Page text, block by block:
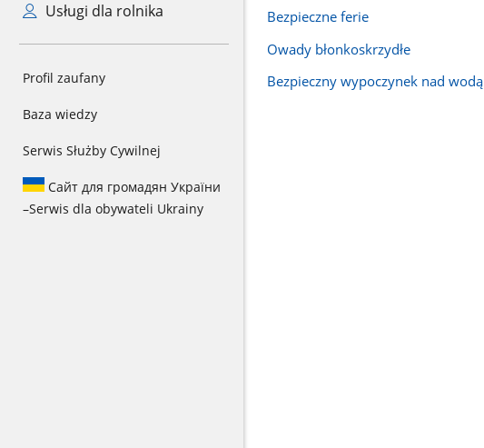
Usługi dla rolnika
Profil zaufany
Baza wiedzy
Serwis Służby Cywilnej
Сайт для громадян України
–Serwis dla obywateli Ukrainy
Bezpieczne ferie
Owady błonkoskrzydłe
Bezpieczny wypoczynek nad wodą